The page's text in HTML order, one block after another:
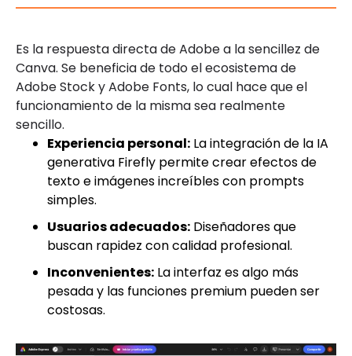
Es la respuesta directa de Adobe a la sencillez de
Canva. Se beneficia de todo el ecosistema de
Adobe Stock y Adobe Fonts, lo cual hace que el
funcionamiento de la misma sea realmente
sencillo.
Experiencia personal: La integración de la IA
generativa Firefly permite crear efectos de
texto e imágenes increíbles con prompts
simples.
Usuarios adecuados: Diseñadores que
buscan rapidez con calidad profesional.
Inconvenientes: La interfaz es algo más
pesada y las funciones premium pueden ser
costosas.